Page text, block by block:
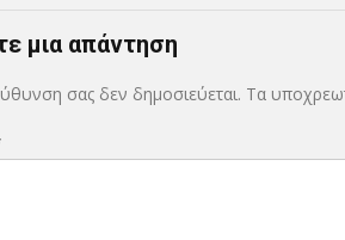
μια απάντηση
σας δεν δημοσιεύεται. Τα